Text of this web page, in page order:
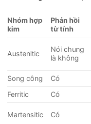
Nhóm hợp
kim
Phản hồi
từ tính
Austenitic
Nói chung
là không
Song công
Có
Ferritic
Có
Martensitic Có